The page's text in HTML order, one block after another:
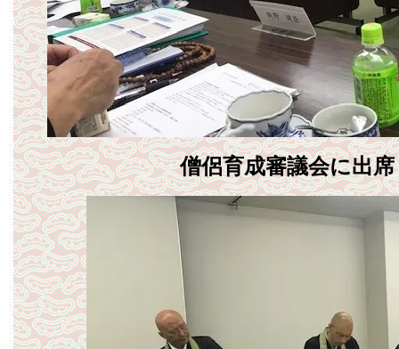
僧侶育成審議会に出